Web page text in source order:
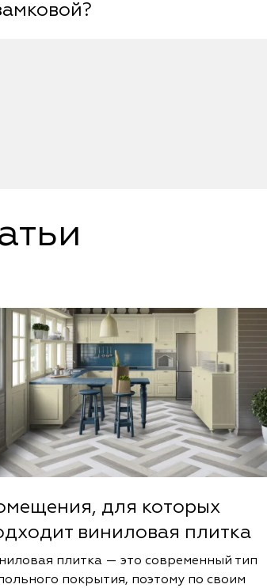
оставляющих трудно
клей. А монтаж замковой
для которых
виниловая плитка
плитка — это современный тип
покрытия, поэтому по своим